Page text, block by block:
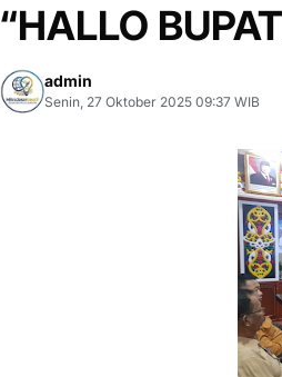
“HALLO
admin
Senin, 27 Oktober 2025 09:37 WIB